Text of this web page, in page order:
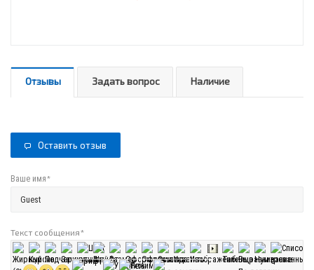
Отзывы Задать вопрос Наличие
Оставить отзыв
Ваше имя*
Текст сообщения*